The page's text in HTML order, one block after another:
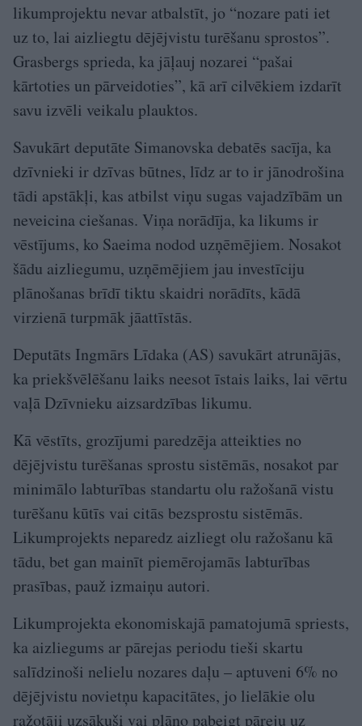
likumprojektu nevar atbalstīt, jo “nozare pati iet
uz to, lai aizliegtu dējējvistu turēšanu sprostos”.
Grasbergs sprieda, ka jāļauj nozarei “pašai
kārtoties un pārveidoties”, kā arī cilvēkiem izdarīt
savu izvēli veikalu plauktos.
Savukārt deputāte Simanovska debatēs sacīja, ka
dzīvnieki ir dzīvas būtnes, līdz ar to ir jānodrošina
tādi apstākļi, kas atbilst viņu sugas vajadzībām un
neveicina ciešanas. Viņa norādīja, ka likums ir
vēstījums, ko Saeima nodod uzņēmējiem. Nosakot
šādu aizliegumu, uzņēmējiem jau investīciju
plānošanas brīdī tiktu skaidri norādīts, kādā
virzienā turpmāk jāattīstās.
Deputāts Ingmārs Līdaka (AS) savukārt atrunājās,
ka priekšvēlēšanu laiks neesot īstais laiks, lai vērtu
vaļā Dzīvnieku aizsardzības likumu.
Kā vēstīts, grozījumi paredzēja atteikties no
dējējvistu turēšanas sprostu sistēmās, nosakot par
minimālo labturības standartu olu ražošanā vistu
turēšanu kūtīs vai citās bezsprostu sistēmās.
Likumprojekts neparedz aizliegt olu ražošanu kā
tādu, bet gan mainīt piemērojamās labturības
prasības, pauž izmaiņu autori.
Likumprojekta ekonomiskajā pamatojumā spriests,
ka aizliegums ar pārejas periodu tieši skartu
salīdzinoši nelielu nozares daļu – aptuveni 6% no
dējējvistu novietņu kapacitātes, jo lielākie olu
ražotāji uzsākuši vai plāno pabeigt pāreju uz